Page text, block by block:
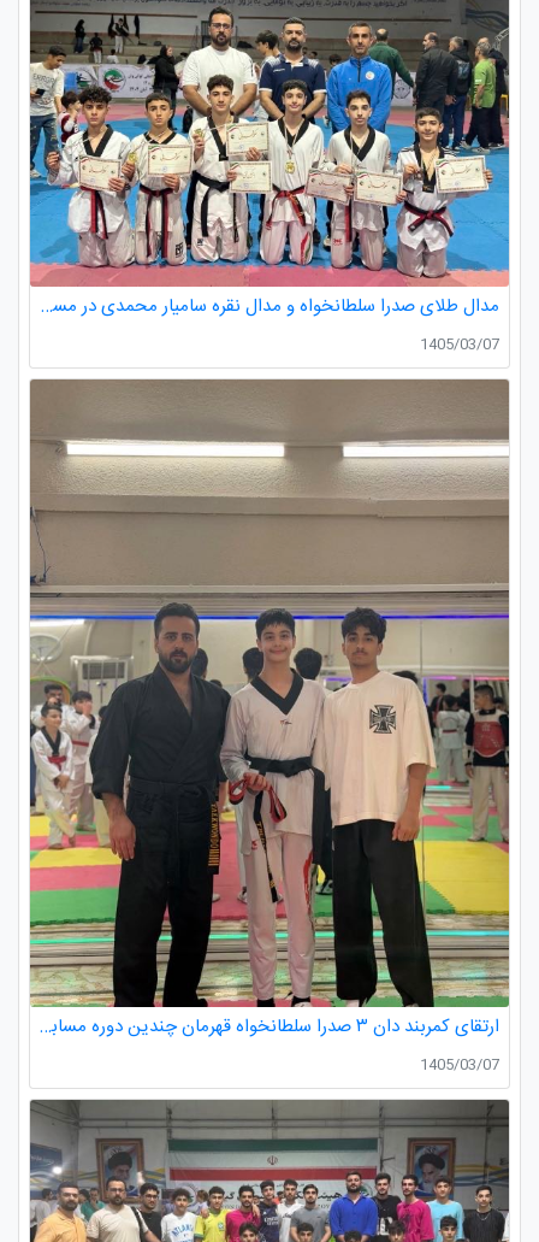
مدال طلای صدرا سلطانخواه و مدال نقره سامیار محمدی در مسابقات قهرمانی نونهالان استان گیلان
1405/03/07
ارتقای کمربند دان ۳ صدرا سلطانخواه قهرمان چندین دوره مسابقات استانی و کشوری در رده سنی خردسالان و نونهالان
1405/03/07